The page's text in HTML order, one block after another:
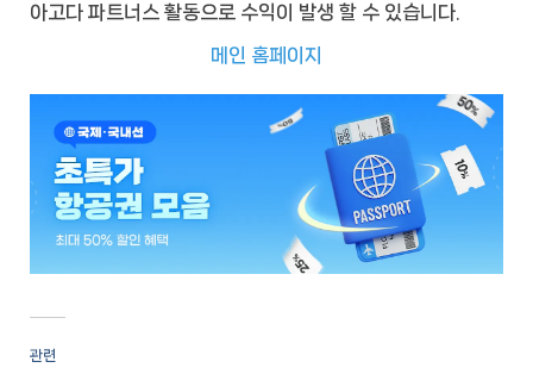
아고다 파트너스 활동으로 수익이 발생 할 수 있습니다.
메인 홈페이지
관련